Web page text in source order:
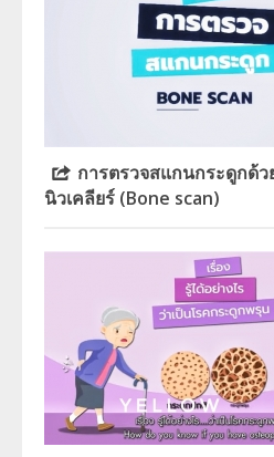
โครงสร้างทางกายภาพ
บุคลากรของภาควิชา/ฝ่ายรังสีวิทยา
ประวัติโรงเรียนรังสีเทคนิค (หลักสูตรนี้ไ
ประวัติพยาบาลกับงานทางรังสีวิทยา
แพทย์ประจำบ้านต่อยอด
การตรวจสแกนกระดูกด้ว
นิวเคลียร์ (Bone scan)